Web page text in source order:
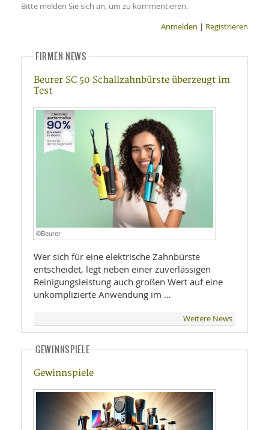
Bitte melden Sie sich an, um zu kommentieren.
Anmelden | Registrieren
FIRMEN-NEWS
Beurer SC 50 Schallzahnbürste überzeugt im
Test
©Beurer
Wer sich für eine elektrische Zahnbürste
entscheidet, legt neben einer zuverlässigen
Reinigungsleistung auch großen Wert auf eine
unkomplizierte Anwendung im …
Weitere News
GEWINNSPIELE
Gewinnspiele